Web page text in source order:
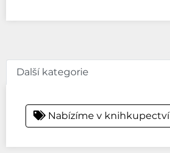
Další kategorie
Nabízíme v knihkupectví